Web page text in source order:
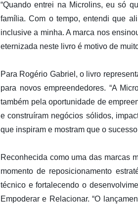
“Quando entrei na Microlins, eu só
família. Com o tempo, entendi que
inclusive a minha. A marca nos
eternizada neste livro é motivo de
Para Rogério Gabriel, o livro
para novos empreendedores. “A
também pela oportunidade de
e construíram negócios sólidos,
que inspiram e mostram que o
Reconhecida como uma das marcas
momento de reposicionamento
técnico e fortalecendo o
Empoderar e Relacionar. “O